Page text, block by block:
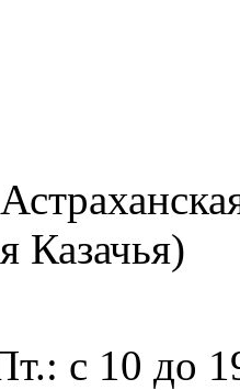
Казачья)
с 10 до